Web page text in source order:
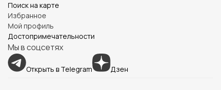
театры, музеи и культурные учреждения, что делает
её центром культурной жизни города.
Памятники: На улице установлены памятники
и монументы, посвящённые выдающимся деятелям
культуры и истории.
Поиск на карте
Избранное
Мой профиль
Достопримечательности
Мы в соцсетях
Открыть в Telegram Дзен